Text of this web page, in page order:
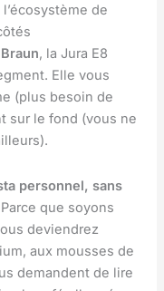
de
Braun, la Jura E8
Elle vous
(plus besoin de
sur le fond (vous ne
personnel, sans
que soyons
deviendrez
aux mousses de
demandent de lire